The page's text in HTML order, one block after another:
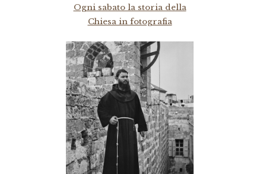
Ogni sabato la storia della
Chiesa in fotografia